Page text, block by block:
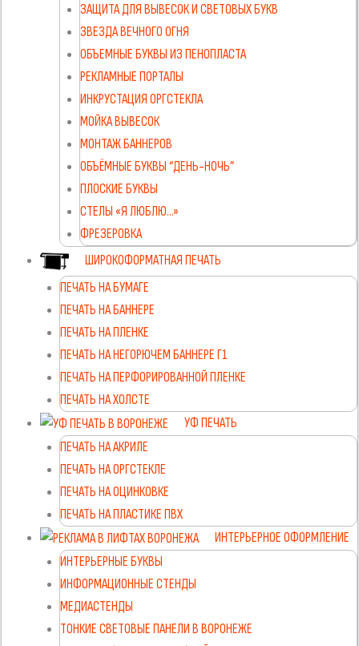
ЗАЩИТА ДЛЯ ВЫВЕСОК И СВЕТОВЫХ БУКВ
ЗВЕЗДА ВЕЧНОГО ОГНЯ
ОБЪЕМНЫЕ БУКВЫ ИЗ ПЕНОПЛАСТА
РЕКЛАМНЫЕ ПОРТАЛЫ
ИНКРУСТАЦИЯ ОРГСТЕКЛА
МОЙКА ВЫВЕСОК
МОНТАЖ БАННЕРОВ
ОБЪЁМНЫЕ БУКВЫ “ДЕНЬ-НОЧЬ”
ПЛОСКИЕ БУКВЫ
СТЕЛЫ «Я ЛЮБЛЮ…»
ФРЕЗЕРОВКА
ШИРОКОФОРМАТНАЯ ПЕЧАТЬ
ПЕЧАТЬ НА БУМАГЕ
ПЕЧАТЬ НА БАННЕРЕ
ПЕЧАТЬ НА ПЛЕНКЕ
ПЕЧАТЬ НА НЕГОРЮЧЕМ БАННЕРЕ Г1
ПЕЧАТЬ НА ПЕРФОРИРОВАННОЙ ПЛЕНКЕ
ПЕЧАТЬ НА ХОЛСТЕ
УФ ПЕЧАТЬ
ПЕЧАТЬ НА АКРИЛЕ
ПЕЧАТЬ НА ОРГСТЕКЛЕ
ПЕЧАТЬ НА ОЦИНКОВКЕ
ПЕЧАТЬ НА ПЛАСТИКЕ ПВХ
ИНТЕРЬЕРНОЕ ОФОРМЛЕНИЕ
ИНТЕРЬЕРНЫЕ БУКВЫ
ИНФОРМАЦИОННЫЕ СТЕНДЫ
МЕДИАСТЕНДЫ
ТОНКИЕ СВЕТОВЫЕ ПАНЕЛИ В ВОРОНЕЖЕ